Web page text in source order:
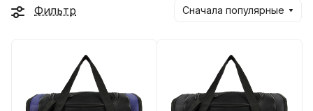
Фильтр Сначала популярные